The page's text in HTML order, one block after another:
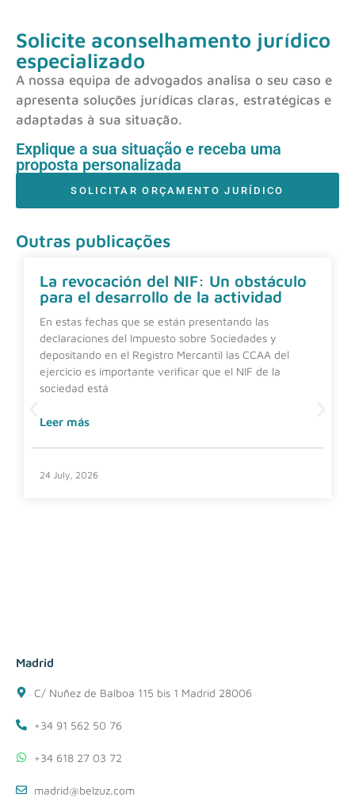
Solicite aconselhamento jurídico
especializado
A nossa equipa de advogados analisa o seu caso e
apresenta soluções jurídicas claras, estratégicas e
adaptadas à sua situação.
Explique a sua situação e receba uma
proposta personalizada
SOLICITAR ORÇAMENTO JURÍDICO
Outras publicações
La revocación del NIF: Un obstáculo
para el desarrollo de la actividad
En estas fechas que se están presentando las
declaraciones del Impuesto sobre Sociedades y
depositando en el Registro Mercantil las CCAA del
ejercicio es importante verificar que el NIF de la
sociedad está
Leer más
24 July, 2026
Madrid
C/ Nuñez de Balboa 115 bis 1 Madrid 28006
+34 91 562 50 76
+34 618 27 03 72
madrid@belzuz.com